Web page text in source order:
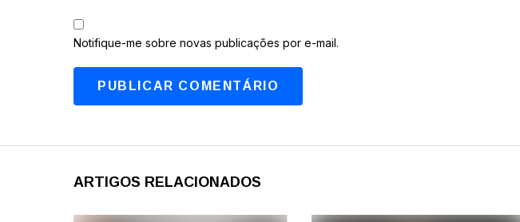
Notifique-me sobre novas publicações por e-mail.
ARTIGOS RELACIONADOS